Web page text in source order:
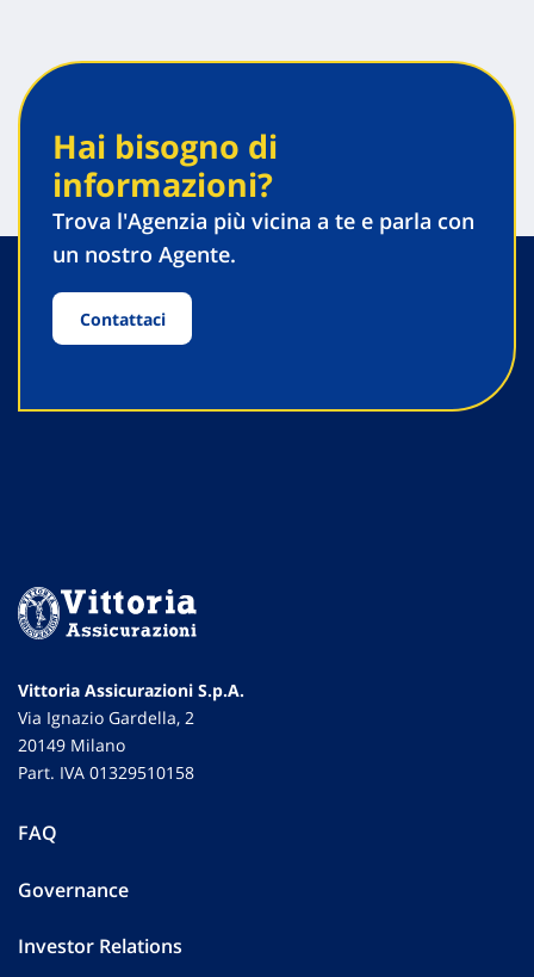
Hai bisogno di
informazioni?
Trova l'Agenzia più vicina a te e parla con
un nostro Agente.
Contattaci
Vittoria Assicurazioni S.p.A.
Via Ignazio Gardella, 2
20149 Milano
Part. IVA 01329510158
FAQ
Governance
Investor Relations